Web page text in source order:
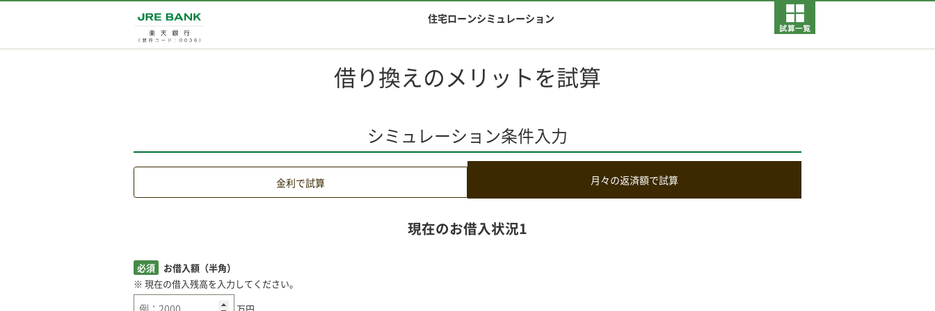
住宅ローンシミュレーション
借り換えのメリットを試算
シミュレーション条件入力
金利で試算 月々の返済額で試算
現在のお借入状況1
必須
お借入額（半角）
※ 現在の借入残高を入力してください。